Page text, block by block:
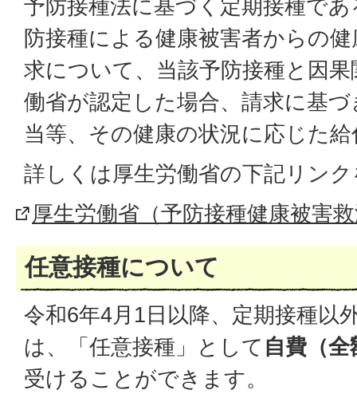
予防接種法に基づく定期接種で
防接種による健康被害者からの
求について、当該予防接種と因
働省が認定した場合、請求に基
当等、その健康の状況に応じた
詳しくは厚生労働省の下記リン
厚生労働省（予防接種健康被害
任意接種について
令和6年4月1日以降、定期接種以
は、「任意接種」として 自費（
受けることができます。